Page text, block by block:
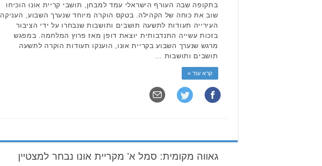
בתקופה שבה העורף הישראלי עמד למבחן, תושבי קריית אונו הוכיחו
שוב את כוחה של הקהילה. בטקס הוקרה מיוחד שנערך השבוע, העניקה
העירייה תעודות לתשעה תושבים ותושבות שנבחרו על ידי הציבור
בזכות עשייה התנדבותית יוצאת דופן מאז פרוץ המלחמה. במפגש
מרגש שנערך השבוע בקריית אונו, הוענקו תעודות הוקרה לתשעה
תושבים ותושבות …
קרא עוד »
גאווה מקומית: סמל א' מקריית אונו נבחר למצטיין